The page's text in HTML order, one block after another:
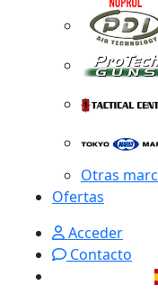
Otras
Ofertas
Acceder
Contacto